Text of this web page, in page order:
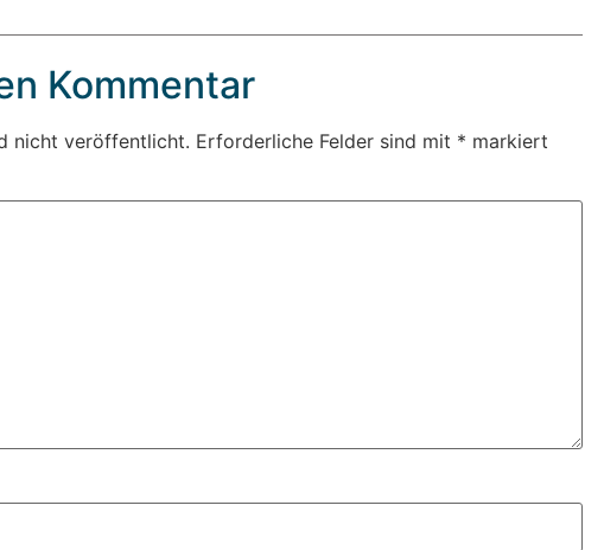
Kommentar
nicht veröffentlicht. Erforderliche Felder sind mit * markiert